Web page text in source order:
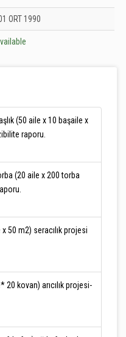
Bakanlığı Merkez Kütüphanesi:
ORT 1990
(50 aile x 10 başaile x
raporu.
(20 aile x 200 torba
50 m2) seracılık projesi
20 kovan) arıcılık projesi-